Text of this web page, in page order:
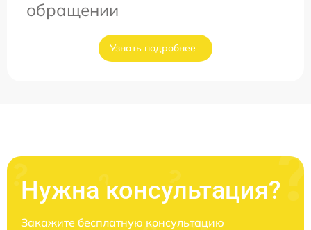
обращении
Узнать подробнее
Нужна консультация?
Закажите бесплатную консультацию